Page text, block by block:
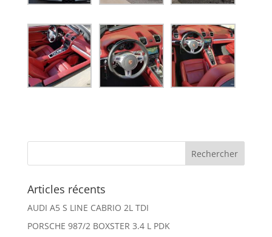
Articles récents
AUDI A5 S LINE CABRIO 2L TDI
PORSCHE 987/2 BOXSTER 3.4 L PDK